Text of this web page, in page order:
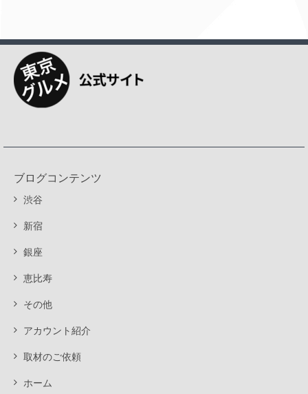
ブログコンテンツ
渋谷
新宿
銀座
恵比寿
その他
アカウント紹介
取材のご依頼
ホーム